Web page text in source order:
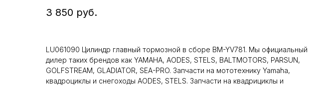
3 850 руб.
LU061090 Цилиндр главный тормозной в сборе BM-YV781. Мы официальный
дилер таких брендов как YAMAHA, AODES, STELS, BALTMOTORS, PARSUN,
GOLFSTREAM, GLADIATOR, SEA-PRO. Запчасти на мототехнику Yamaha,
квадроциклы и снегоходы AODES, STELS. Запчасти на квадрициклы и